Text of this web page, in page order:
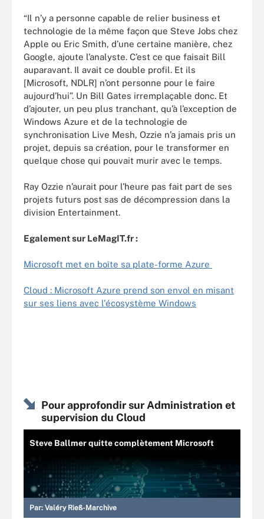
“Il n’y a personne capable de relier business et
technologie de la même façon que Steve Jobs chez
Apple ou Eric Smith, d’une certaine manière, chez
Google, ajoute l’analyste. C’est ce que faisait Bill
auparavant. Il avait ce double profil. Et ils
[Microsoft, NDLR] n’ont personne pour le faire
aujourd’hui”. Un Bill Gates irremplaçable donc. Et
d’ajouter, un peu plus tranchant, qu’à l’exception de
Windows Azure et de la technologie de
synchronisation Live Mesh, Ozzie n’a jamais pris un
projet, depuis sa création, pour le transformer en
quelque chose qui pouvait murir avec le temps.
Ray Ozzie n’aurait pour l’heure pas fait part de ses
projets futurs post sas de décompression dans la
division Entertainment.
Egalement sur LeMagIT.fr :
Microsoft met en boîte sa plate-forme Azure
Cloud : Microsoft Azure prend son envol en misant
sur ses liens avec l'écosystème Windows
Pour approfondir sur Administration et
supervision du Cloud
Steve Ballmer quitte complètement Microsoft
Par: Valéry Rieß-Marchive